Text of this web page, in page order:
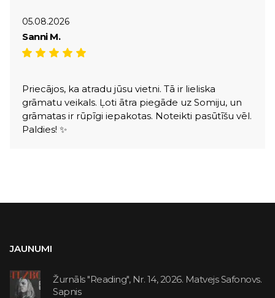
05.08.2026
Sanni M.
Priecājos, ka atradu jūsu vietni. Tā ir lieliska
grāmatu veikals. Ļoti ātra piegāde uz Somiju, un
grāmatas ir rūpīgi iepakotas. Noteikti pasūtīšu vēl.
Paldies! ✨
JAUNUMI
Žurnāls "Reading", Nr. 14, 2026. Matvejs Safonovs.
Sapnis